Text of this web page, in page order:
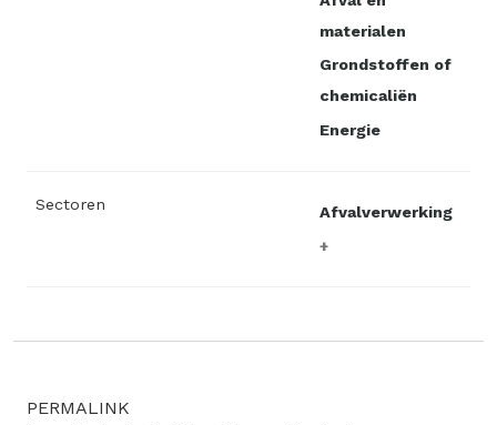
materialen
Grondstoffen of
chemicaliën
Energie
Sectoren Afvalverwerking
PERMALINK